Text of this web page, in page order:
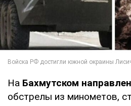
На Бахмутском
обстрелы из минометов,